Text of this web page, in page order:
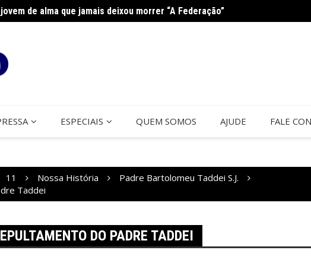
de alma que jamais deixou morrer “A Federação”
Paróquia São José Cerco de Jericó
ESPECIAIS QUEM SOMOS AJUDE FALE
11 Nossa História
Padre Bartolomeu Taddei S.J.
Taddei
DO PADRE TADDEI